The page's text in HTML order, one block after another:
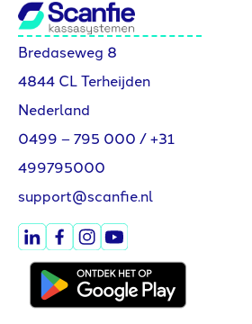
Bredaseweg 8
4844 CL Terheijden
Nederland
0499 – 795 000 /+31
499795000
support@scanfie.nl